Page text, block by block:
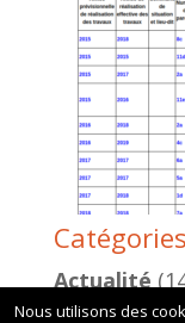
Catégories
Actualité
Nous utilisons des